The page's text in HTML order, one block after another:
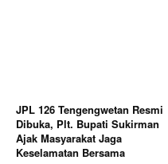
JPL 126 Tengengwetan Resmi
Dibuka, Plt. Bupati Sukirman
Ajak Masyarakat Jaga
Keselamatan Bersama